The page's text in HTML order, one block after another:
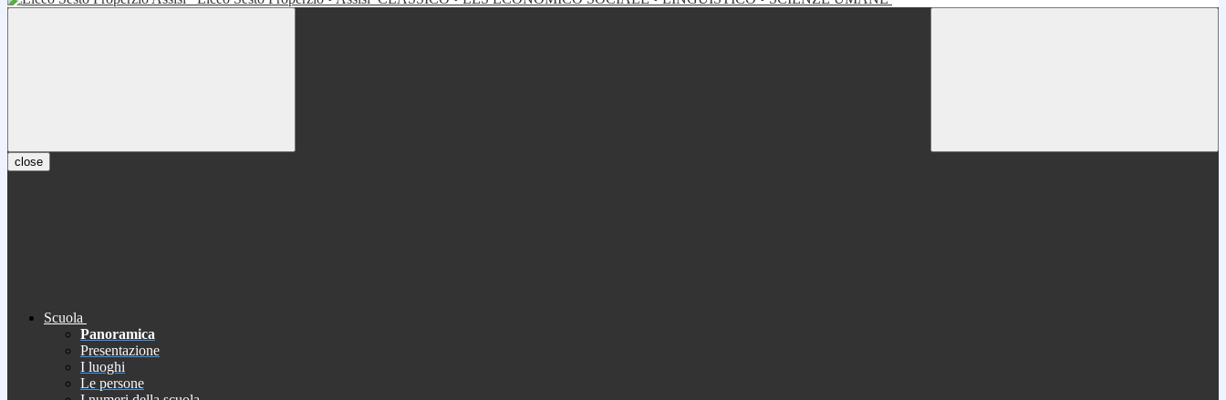
close
Scuola
Panoramica
Presentazione
I luoghi
Le persone